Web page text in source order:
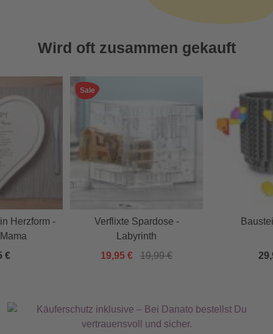
Wird oft zusammen gekauft
Herzform -
€
Sale
Verflixte Spardose -
Labyrinth
19,95 €
19,99 €